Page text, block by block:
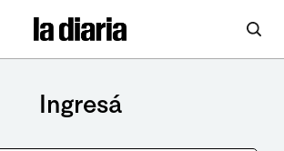
Ingresá